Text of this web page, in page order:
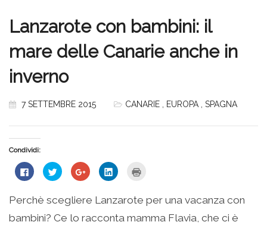
Lanzarote con bambini: il
mare delle Canarie anche in
inverno
7 SETTEMBRE 2015 CANARIE EUROPA SPAGNA
Condividi:
Fai
clic
su
Facebook
(Si
apre
Fai
clic
condividere
su
Twitter
(Si
Fai
clic
condividere
su
(Si
Fai
clic
condividere
su
LinkedIn
(Si
stampare
(Si
in
Perchè scegliere Lanzarote per una vacanza con
bambini? Ce lo racconta mamma Flavia, che ci è